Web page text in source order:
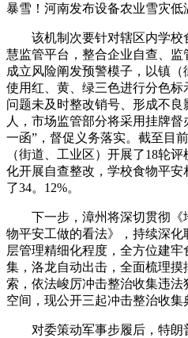
暴雪！河南发布设备农业雪灾低
该机制次要针对辖区内学校
慧监管平台，整合企业自查、监
成立风险阐发预警模子，以镇
使用红、黄、绿三色进行分色
问题未及时整改销号、形成不
人，市场监管部分将采用挂牌
一函”，督促义务落实。截至目
（街道、工业区）开展了18轮
化开展自查整改，学校食物平
了34。12%。
下一步，漳州将深切贯彻《
物平安工做的看法》，持续深
层管理精细化程度，全方位建
集，洛龙自动出击，全面梳理
索，依法峻厉冲击整治收集违
空间，现公开三起冲击整治收集
对委策动军事步履后，特朗